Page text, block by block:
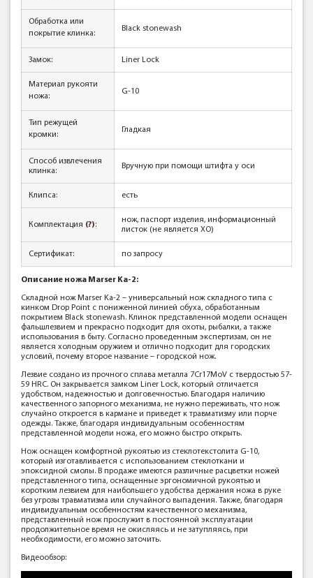
Обработка или
покрытие клинка:
Black stonewash
Замок: Liner Lock
Материал рукояти
ножа:
G-10
Тип режущей
кромки:
Гладкая
Способ извлечения
клинка:
Вручную при помощи штифта у оси
Клипса: есть
Комплектация (?):
нож, паспорт изделия, информационный
листок (не является ХО)
Сертификат: по запросу
Описание ножа Marser Ka-2:
Складной нож Marser Ka-2 – универсальный нож складного типа с
кинком Drop Point с пониженной линией обуха, обработанным
покрытием Black stonewash. Клинок представленной модели оснащен
фальшлезвием и прекрасно подходит для охоты, рыбалки, а также
использования в быту. Согласно проведенным экспертизам, он не
является холодным оружием и отлично подходит для городских
условий, почему второе название – городской нож.
Лезвие создано из прочного сплава металла 7Cr17MoV с твердостью 57-
59 HRC. Он закрывается замком Liner Lock, который отличается
удобством, надежностью и долговечностью. Благодаря наличию
качественного запорного механизма, не нужно переживать, что нож
случайно откроется в кармане и приведет к травматизму или порче
одежды. Также, благодаря индивидуальным особенностям
представленной модели ножа, его можно быстро открыть.
Нож оснащен комфортной рукоятью из стеклотекстолита G-10,
который изготавливается с использованием стеклоткани и
эпоксидной смолы. В продаже имеются различные расцветки ножей
представленного типа, оснащенные эргономичной рукоятью и
коротким лезвием для наибольшего удобства держания ножа в руке
без угрозы травматизма или случайного выпадения. Также, благодаря
индивидуальным особенностям качественного механизма,
представленный нож прослужит в постоянной эксплуатации
продолжительное время не окисляясь и не затупляясь, при
необходимости, его можно заточить.
Видеообзор: